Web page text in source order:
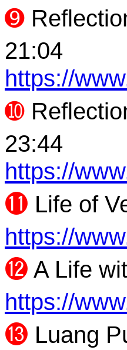
➒
21:04
https://
➓
23:44
https://
⓫ Life of
https://
⓬ A Life
https://
⓭ Luang